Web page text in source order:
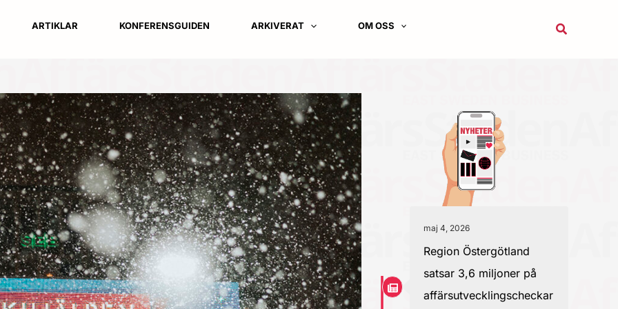
ARTIKLAR KONFERENSGUIDEN ARKIVERAT OM OSS Sök
maj 4, 2026
Region Östergötland
satsar 3,6 miljoner på
affärsutvecklingscheckar